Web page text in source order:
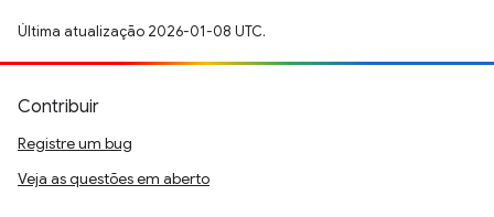
Última atualização 2026-01-08 UTC.
Contribuir
Registre um bug
Veja as questões em aberto